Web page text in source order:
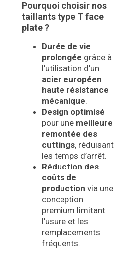
Pourquoi choisir nos
taillants type T face
plate ?
Durée de vie
prolongée grâce à
l’utilisation d’un
acier européen
haute résistance
mécanique.
Design optimisé
pour une meilleure
remontée des
cuttings, réduisant
les temps d’arrêt.
Réduction des
coûts de
production via une
conception
premium limitant
l’usure et les
remplacements
fréquents.